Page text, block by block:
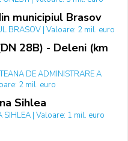
municipiul Brasov
BRASOV | Valoare: 2 mil. euro
28B) - Deleni (km
DE ADMINISTRARE A
2 mil. euro
Sihlea
| Valoare: 1 mil. euro